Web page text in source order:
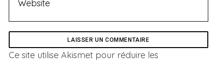
Ce site utilise Akismet pour réduire les